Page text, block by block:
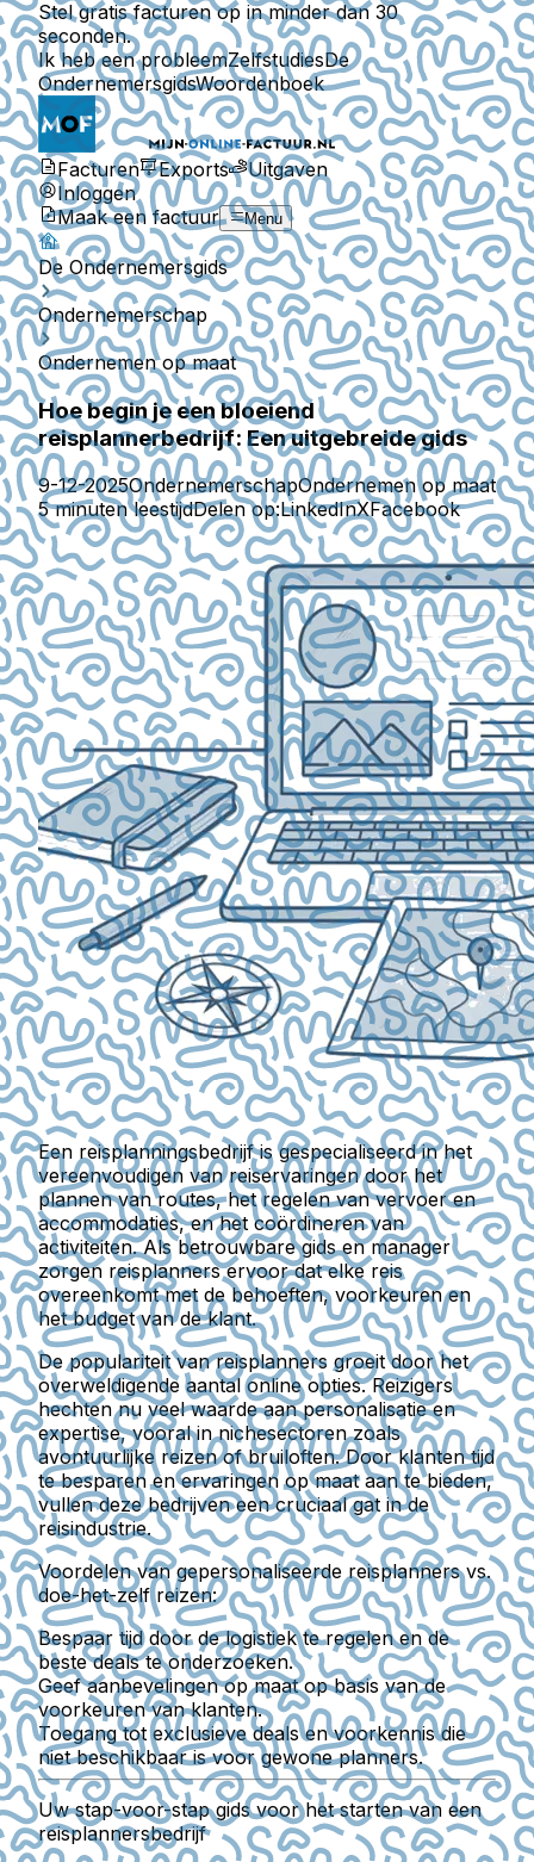
Stel gratis facturen op in minder dan 30
seconden.
Ik heb een probleemZelfstudiesDe
OndernemersgidsWoordenboek
Facturen Exports
Uitgaven
Inloggen
Maak een factuur
Menu
De Ondernemersgids
Ondernemerschap
Ondernemen op maat
Hoe begin je een bloeiend
reisplannerbedrijf: Een uitgebreide gids
9-12-2025OndernemerschapOndernemen op maat
5 minuten leestijdDelen op:LinkedInXFacebook
Een reisplanningsbedrijf is gespecialiseerd in het
vereenvoudigen van reiservaringen door het
plannen van routes, het regelen van vervoer en
accommodaties, en het coördineren van
activiteiten. Als betrouwbare gids en manager
zorgen reisplanners ervoor dat elke reis
overeenkomt met de behoeften, voorkeuren en
het budget van de klant.
De populariteit van reisplanners groeit door het
overweldigende aantal online opties. Reizigers
hechten nu veel waarde aan personalisatie en
expertise, vooral in nichesectoren zoals
avontuurlijke reizen of bruiloften. Door klanten tijd
te besparen en ervaringen op maat aan te bieden,
vullen deze bedrijven een cruciaal gat in de
reisindustrie.
Voordelen van gepersonaliseerde reisplanners vs.
doe-het-zelf reizen:
Bespaar tijd door de logistiek te regelen en de
beste deals te onderzoeken.
Geef aanbevelingen op maat op basis van de
voorkeuren van klanten.
Toegang tot exclusieve deals en voorkennis die
niet beschikbaar is voor gewone planners.
Uw stap-voor-stap gids voor het starten van een
reisplannersbedrijf